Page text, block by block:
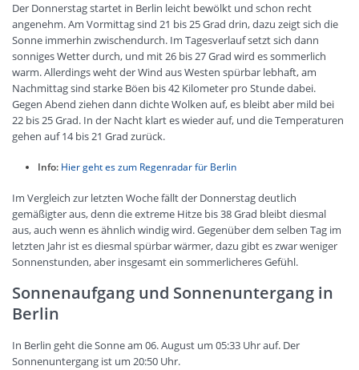
Der Donnerstag startet in Berlin leicht bewölkt und schon recht
angenehm. Am Vormittag sind 21 bis 25 Grad drin, dazu zeigt sich die
Sonne immerhin zwischendurch. Im Tagesverlauf setzt sich dann
sonniges Wetter durch, und mit 26 bis 27 Grad wird es sommerlich
warm. Allerdings weht der Wind aus Westen spürbar lebhaft, am
Nachmittag sind starke Böen bis 42 Kilometer pro Stunde dabei.
Gegen Abend ziehen dann dichte Wolken auf, es bleibt aber mild bei
22 bis 25 Grad. In der Nacht klart es wieder auf, und die Temperaturen
gehen auf 14 bis 21 Grad zurück.
Info: Hier geht es zum Regenradar für Berlin
Im Vergleich zur letzten Woche fällt der Donnerstag deutlich
gemäßigter aus, denn die extreme Hitze bis 38 Grad bleibt diesmal
aus, auch wenn es ähnlich windig wird. Gegenüber dem selben Tag im
letzten Jahr ist es diesmal spürbar wärmer, dazu gibt es zwar weniger
Sonnenstunden, aber insgesamt ein sommerlicheres Gefühl.
Sonnenaufgang und Sonnenuntergang in
Berlin
In Berlin geht die Sonne am 06. August um 05:33 Uhr auf. Der
Sonnenuntergang ist um 20:50 Uhr.